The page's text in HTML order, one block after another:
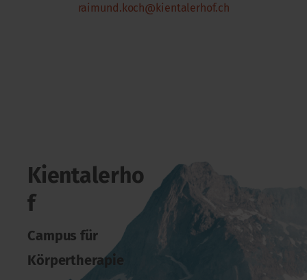
raimund.koch@kientalerhof.ch
Kientalerho
f
Campus für
Körpertherapie